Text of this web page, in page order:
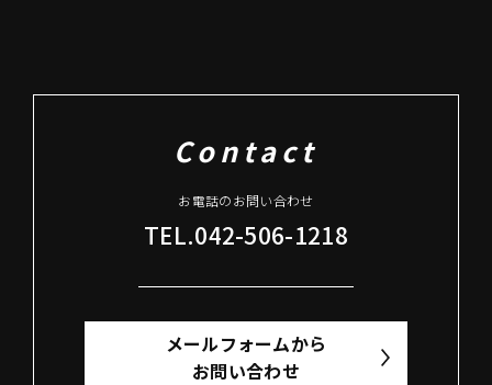
Contact
お電話のお問い合わせ
TEL.042-506-1218
メールフォームから
お問い合わせ